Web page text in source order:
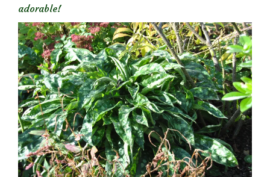
adorable!